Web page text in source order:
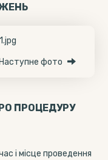
Наступне фото
ПРОЦЕДУРУ
і місце проведення